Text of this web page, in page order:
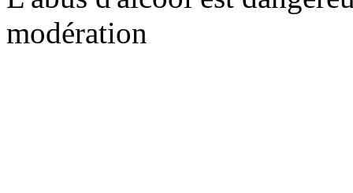
modération